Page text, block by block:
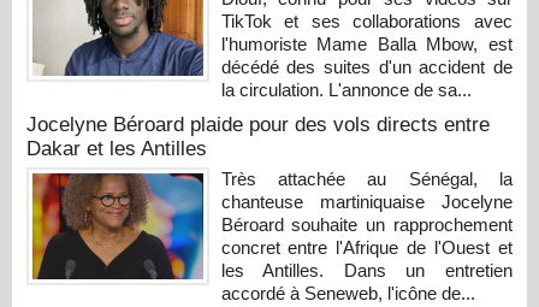
TikTok et ses collaborations avec
l'humoriste Mame Balla Mbow, est
décédé des suites d'un accident de
la circulation. L'annonce de sa...
Jocelyne Béroard plaide pour des vols directs entre
Dakar et les Antilles
Très attachée au Sénégal, la
chanteuse martiniquaise Jocelyne
Béroard souhaite un rapprochement
concret entre l'Afrique de l'Ouest et
les Antilles. Dans un entretien
accordé à Seneweb, l'icône de...